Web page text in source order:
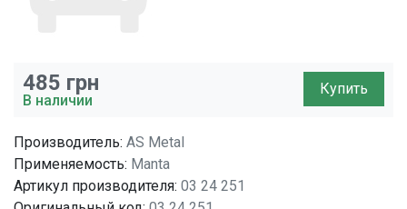
485 грн
В наличии
Купить
Производитель: AS Metal
Применяемость: Manta
Артикул производителя: 03 24 251